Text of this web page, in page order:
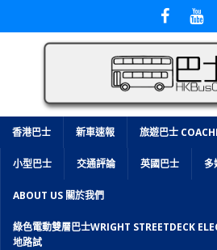
香港巴士 新車速報 旅遊巴士
小型巴士 交通評論 英國巴士 多
ABOUT US 關於我們
綠色電動雙層巴士WRIGHT STREETDECK
地路試